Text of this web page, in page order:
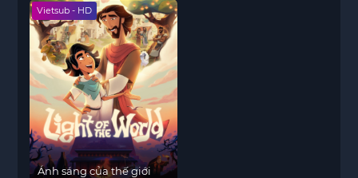
Vietsub - HD
Ánh sáng của thế giới